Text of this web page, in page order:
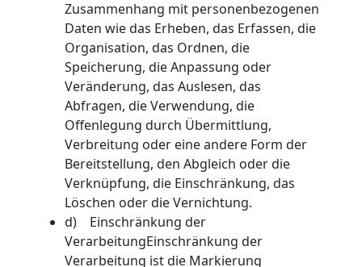
Zusammenhang mit personenbezogenen
Daten wie das Erheben, das Erfassen, die
Organisation, das Ordnen, die
Speicherung, die Anpassung oder
Veränderung, das Auslesen, das
Abfragen, die Verwendung, die
Offenlegung durch Übermittlung,
Verbreitung oder eine andere Form der
Bereitstellung, den Abgleich oder die
Verknüpfung, die Einschränkung, das
Löschen oder die Vernichtung.
d) Einschränkung der
VerarbeitungEinschränkung der
Verarbeitung ist die Markierung